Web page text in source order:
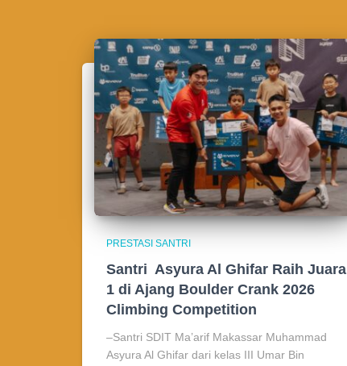
PRESTASI SANTRI
Santri Asyura Al Ghifar Raih Juara
1 di Ajang Boulder Crank 2026
Climbing Competition
–Santri SDIT Ma’arif Makassar Muhammad
Asyura Al Ghifar dari kelas III Umar Bin